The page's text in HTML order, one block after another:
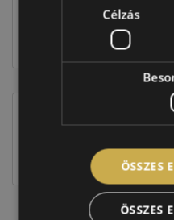
EU-s
Figyelem a feltüntetett
címkével ellátott abroncs
Célzás
ÖSSZES
ÖSSZES